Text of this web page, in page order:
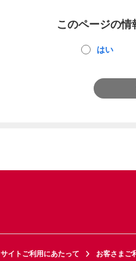
このページの情
はい
サイトご利用にあたって お客さまご